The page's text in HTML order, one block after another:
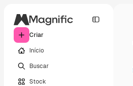
Criar
Início
Buscar
Stock